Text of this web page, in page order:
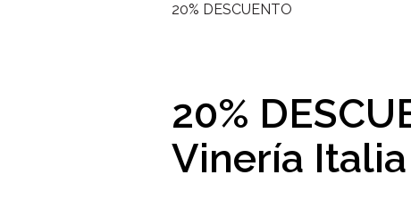
20% DESCUENTO
20%
Vinería Italia